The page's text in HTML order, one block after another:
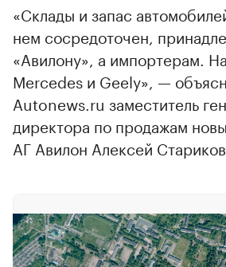
«Склады и запас
нем сосредоточен,
«Авилону», а импортерам.
Mercedes и Geely», —
Autonews.ru заместитель
директора по продажам
АГ Авилон Алексей Стариков.